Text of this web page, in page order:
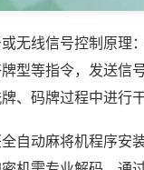
无线信号控制原理
型等指令，发送信
、码牌过程中进行
自动麻将机程序安